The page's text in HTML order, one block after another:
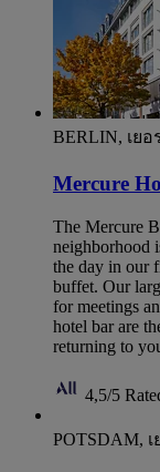
BERLIN, เย
Mercure
The Mercure
neighborhood
the day in our
buffet. Our
for meetings
hotel bar are
returning to
4,5/5
POTSDAM,